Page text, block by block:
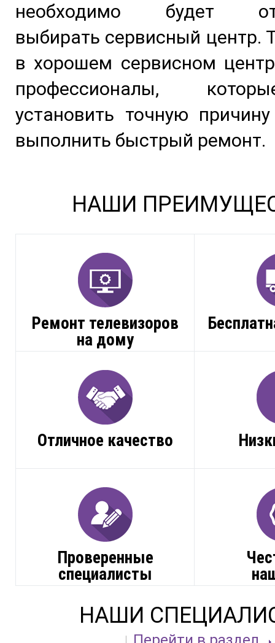
необходимо будет
выбирать сервисный центр.
в хорошем сервисном
профессионалы,
установить точную
выполнить быстрый ремонт.
НАШИ
Ремонт телевизоров
на дому
Отличное качество
Проверенные
специалисты
НАШИ